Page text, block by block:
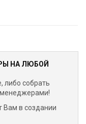
НА ЛЮБОЙ
либо собрать
Вам в создании